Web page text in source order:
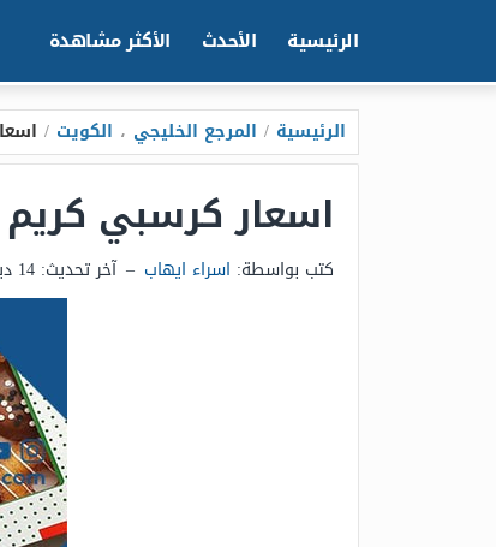
الرئيسية الأحدث الأكثر مشاهدة
الرئيسية / المرجع الخليجي ، الكويت / اسعار
اسعار كرسبي كريم الكويت 2026
كتب بواسطة: اسراء ايهاب – آخر تحديث: 14 ديسمبر 2025 - 9:30ص